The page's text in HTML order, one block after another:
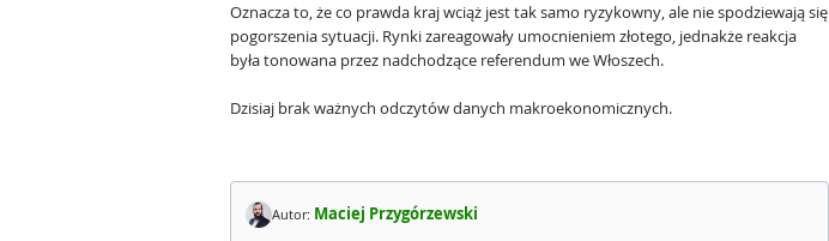
Oznacza to, że co prawda kraj wciąż jest tak samo ryzykowny, ale nie spodziewają się
pogorszenia sytuacji. Rynki zareagowały umocnieniem złotego, jednakże reakcja
była tonowana przez nadchodzące referendum we Włoszech.
Dzisiaj brak ważnych odczytów danych makroekonomicznych.
Autor: Maciej Przygórzewski